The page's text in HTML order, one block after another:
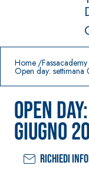
Home Fassacademy
Open day:
Open
giugno
Richiedi
Prodotti in